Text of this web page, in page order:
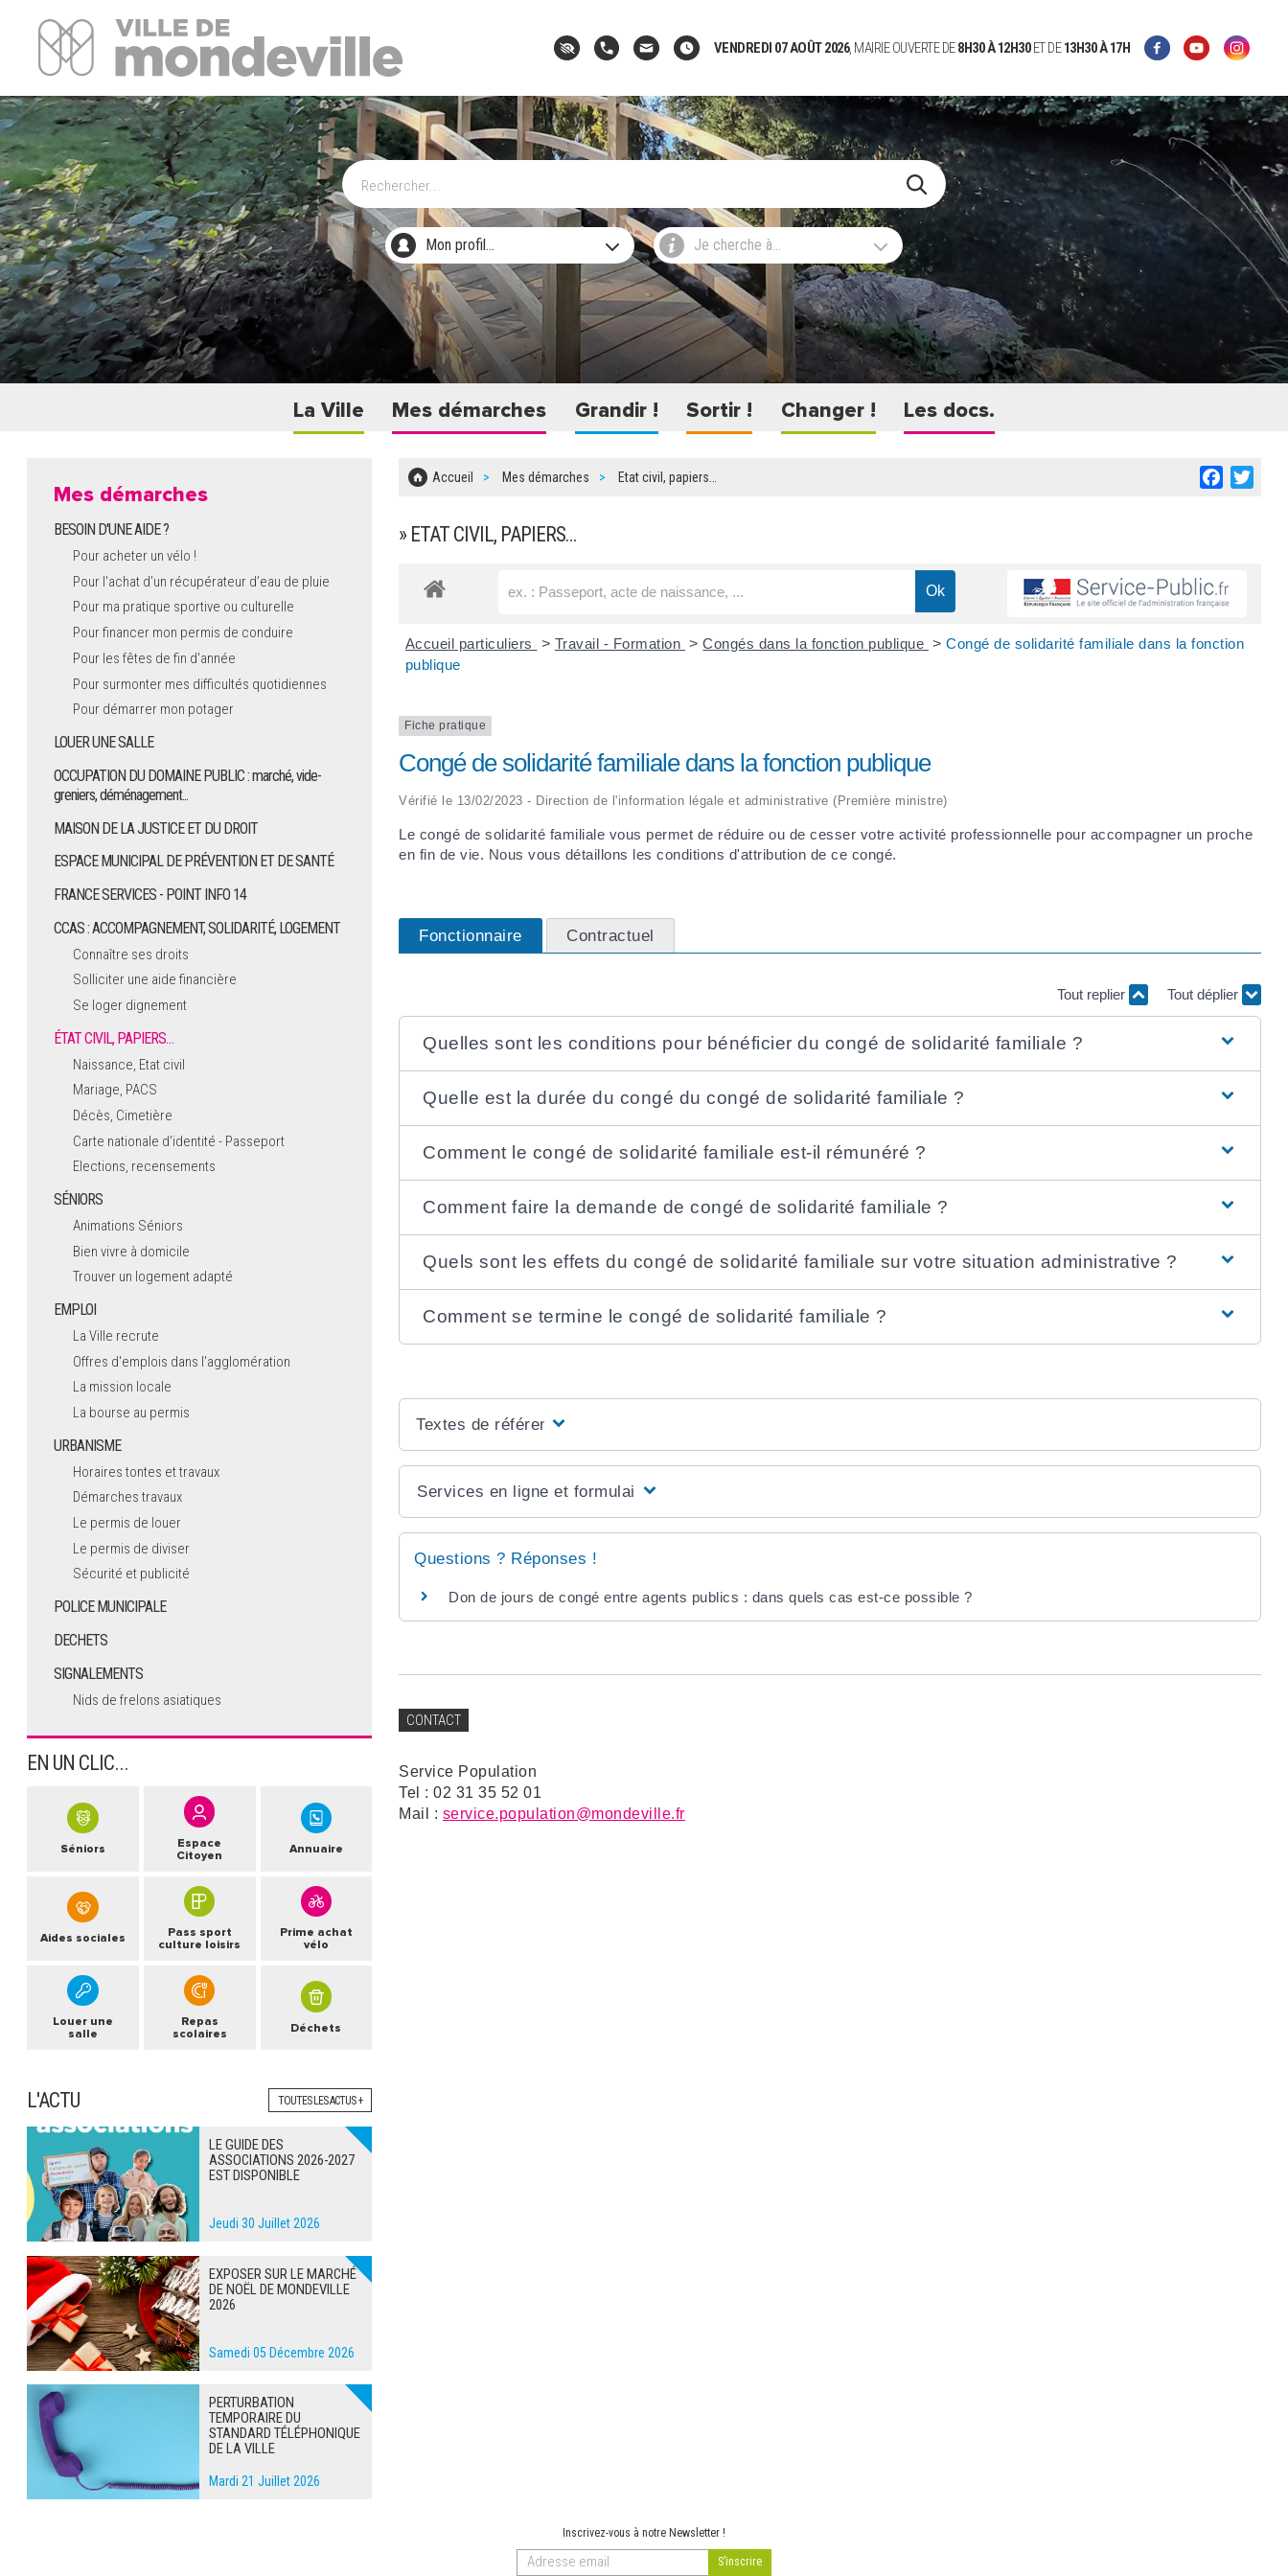
Site Officiel de la ville de Mondeville
VENDREDI 07 AOÛT 2026, MAIRIE OUVERTE DE8H30 À 12H30ET DE13H30 À 17H
Mon profil... Je cherche à...
La Ville Mes démarches Grandir ! Sortir ! Changer ! Les docs.
Facebook
Accueil Mes démarches Etat civil, papiers…
» ETAT CIVIL, PAPIERS…
Accueil particuliers > Travail - Formation > Congés dans la fonction publique > Congé de solidarité familiale dans la fonction
publique
Fiche pratique
Congé de solidarité familiale dans la fonction publique
Vérifié le 13/02/2023 - Direction de l'information légale et administrative (Première ministre)
Le congé de solidarité familiale vous permet de réduire ou de cesser votre activité professionnelle pour accompagner un proche
en fin de vie. Nous vous détaillons les conditions d'attribution de ce congé.
Fonctionnaire Contractuel
Tout replier Tout déplier
Quelles sont les conditions pour bénéficier du congé de solidarité familiale ?
Quelle est la durée du congé du congé de solidarité familiale ?
Comment le congé de solidarité familiale est-il rémunéré ?
Comment faire la demande de congé de solidarité familiale ?
Quels sont les effets du congé de solidarité familiale sur votre situation administrative ?
Comment se termine le congé de solidarité familiale ?
Textes de référence
Services en ligne et formulaires
Questions ? Réponses !
Don de jours de congé entre agents publics : dans quels cas est-ce possible ?
CONTACT
Service Population
Tel : 02 31 35 52 01
Mail : service.population@mondeville.fr
Mes démarches
BESOIN D'UNE AIDE ?
Pour acheter un vélo !
Pour l'achat d’un récupérateur d’eau de pluie
Pour ma pratique sportive ou culturelle
Pour financer mon permis de conduire
Pour les fêtes de fin d'année
Pour surmonter mes difficultés quotidiennes
Pour démarrer mon potager
LOUER UNE SALLE
OCCUPATION DU DOMAINE PUBLIC : marché, vide-
greniers, déménagement...
MAISON DE LA JUSTICE ET DU DROIT
ESPACE MUNICIPAL DE PRÉVENTION ET DE SANTÉ
FRANCE SERVICES - POINT INFO 14
CCAS : ACCOMPAGNEMENT, SOLIDARITÉ, LOGEMENT
Connaître ses droits
Solliciter une aide financière
Se loger dignement
ÉTAT CIVIL, PAPIERS…
Naissance, Etat civil
Mariage, PACS
Décès, Cimetière
Carte nationale d'identité - Passeport
Elections, recensements
SÉNIORS
Animations Séniors
Bien vivre à domicile
Trouver un logement adapté
EMPLOI
La Ville recrute
Offres d'emplois dans l'agglomération
La mission locale
La bourse au permis
URBANISME
Horaires tontes et travaux
Démarches travaux
Le permis de louer
Le permis de diviser
Sécurité et publicité
POLICE MUNICIPALE
DECHETS
SIGNALEMENTS
Nids de frelons asiatiques
EN UN CLIC...
Séniors
Espace
Citoyen
Annuaire
Aides sociales
Pass sport
culture loisirs
Prime achat
vélo
Louer une
salle
Repas
scolaires
Déchets
L'ACTU TOUTES LES ACTUS +
LE GUIDE DES
ASSOCIATIONS 2026-2027
EST DISPONIBLE
Jeudi 30 Juillet 2026
EXPOSER SUR LE MARCHÉ
DE NOËL DE MONDEVILLE
2026
Samedi 05 Décembre 2026
PERTURBATION
TEMPORAIRE DU
STANDARD TÉLÉPHONIQUE
DE LA VILLE
Mardi 21 Juillet 2026
Inscrivez-vous à notre Newsletter !